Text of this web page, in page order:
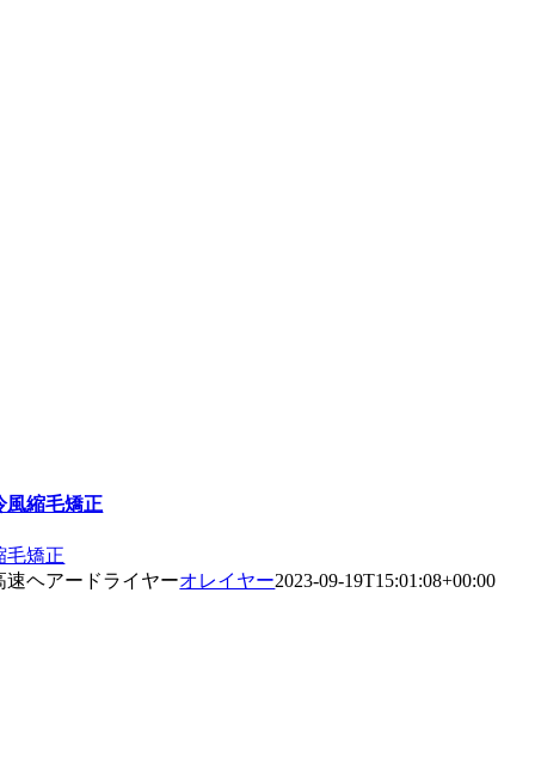
風縮毛矯正
毛矯正
速ヘアードライヤーオレイヤー2023-09-19T15:01:08+00:00